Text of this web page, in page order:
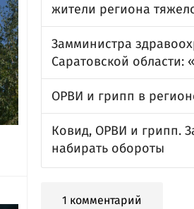
жители региона
Замминистра
Саратовской области:
ОРВИ и грипп в
Ковид, ОРВИ и грипп.
набирать обороты
1 комментарий